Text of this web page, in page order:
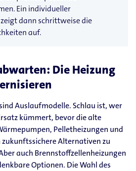
Ein individueller
dann schrittweise die
auf.
Die Heizung
Auslaufmodelle. Schlau ist, wer
kümmert, bevor die alte
Pelletheizungen und
Alternativen zu
auch Brennstoffzellenheizungen
Optionen. Die Wahl des